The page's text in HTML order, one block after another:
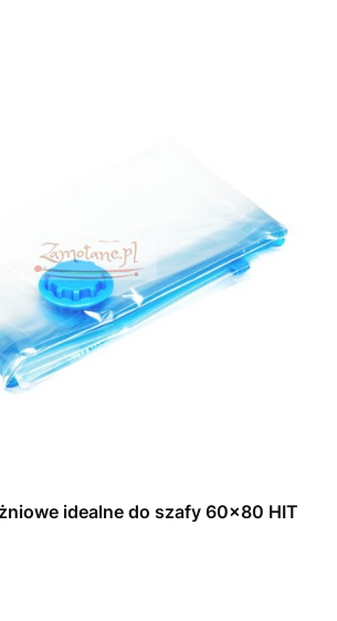
idealne do szafy 60x80 HIT